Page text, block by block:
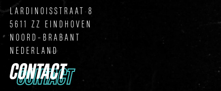
LARDINOISSTRAAT 8
5611 ZZ EINDHOVEN
NOORD-BRABANT
NEDERLAND
CONTACT
CONTACT